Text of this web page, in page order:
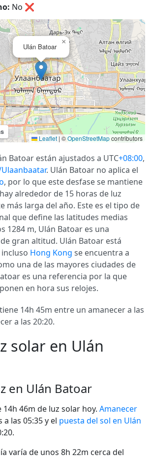
No ❌
Ulán Batoar
×
Leaflet | ©OpenStreetMapcontributors
Batoar están ajustados a UTC+08:00,
. Ulán Batoar no aplica el
, por lo que este desfase se mantiene
alrededor de 15 horas de luz
más larga del año. Este es el tipo de
que define las latitudes medias
1284 m, Ulán Batoar es una
gran altitud. Ulán Batoar está
Hong Kong se encuentra a
una de las mayores ciudades de
es una referencia por la que
en hora sus relojes.
14h 45m entre un amanecer a las
a las 20:20.
solar en Ulán
en Ulán Batoar
46m de luz solar hoy. Amanecer
a las 05:35 y el puesta del sol en Ulán
varía de unos 8h 22m cerca del